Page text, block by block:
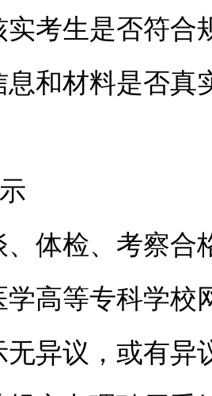
实考生是否符合
息和材料是否真
检、考察合
学高等专科学校
无异议，或有异